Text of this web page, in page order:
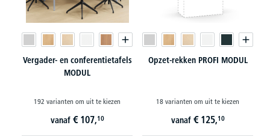
Vergader- en conferentietafels
MODUL
192 varianten om uit te kiezen
vanaf € 107,10
Opzet-rekken PROFI MODUL
18 varianten om uit te kiezen
vanaf € 125,10